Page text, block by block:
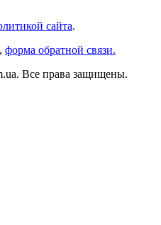
сайта.
форма обратной связи.
Все права защищены.